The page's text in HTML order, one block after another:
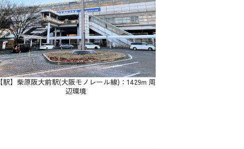
【駅】柴原阪大前駅(大阪モノレール線)：1429m 周
辺環境